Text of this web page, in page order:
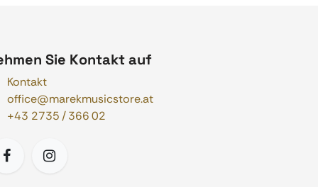
Sie Kontakt auf
Kontakt
office@marekmusicstore.at
+43 2735 / 366 02